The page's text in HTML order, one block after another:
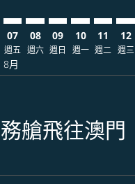
07
週五
8月
08
週六
09
週日
10
週一
11
週二
12
週三
艙飛往澳門